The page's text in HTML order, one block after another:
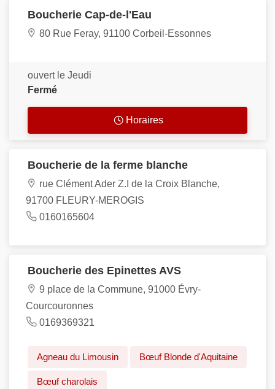
Boucherie Cap-de-l'Eau
80 Rue Feray, 91100 Corbeil-Essonnes
ouvert le Jeudi
Fermé
Horaires
Boucherie de la ferme blanche
rue Clément Ader Z.I de la Croix Blanche,
91700 FLEURY-MEROGIS
0160165604
Boucherie des Epinettes AVS
9 place de la Commune, 91000 Évry-
Courcouronnes
0169369321
Agneau du Limousin Bœuf Blonde d'Aquitaine
Bœuf charolais